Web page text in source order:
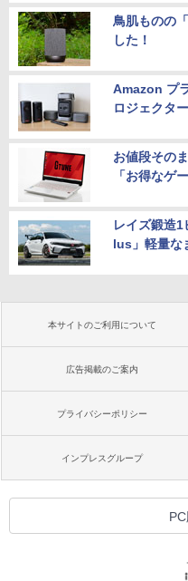
鳥肌ものの
した！
Amazon プ
ロジェクタ
お値段その
「お得なゲ
レイズ鍛造
lus」軽量な
本サイトのご利用について
広告掲載のご案内
プライバシーポリシー
インプレスグループ